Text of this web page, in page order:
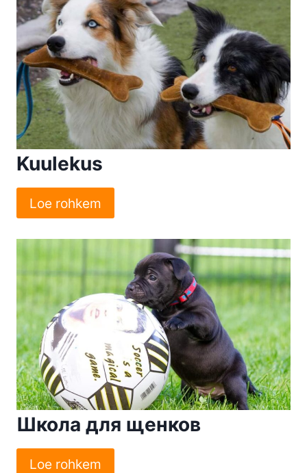
Kuulekus
Loe rohkem
Школа для щенков
Loe rohkem